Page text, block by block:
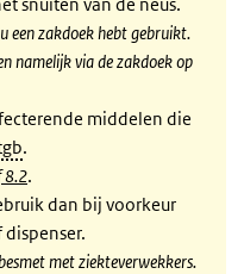
een zakdoek hebt gebruikt.
namelijk via de zakdoek op
middelen die
.
8.2.
dan bij voorkeur
met ziekteverwekkers.